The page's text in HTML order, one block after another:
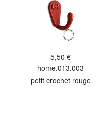
5,50 €
home.013.003
petit crochet rouge